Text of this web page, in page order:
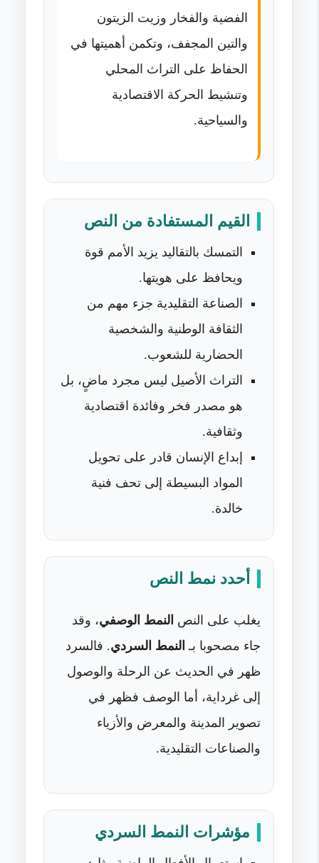
الفضية والفخار وزيت الزيتون
والتين المجفف، وتكمن أهميتها في
الحفاظ على التراث المحلي
وتنشيط الحركة الاقتصادية
والسياحية.
القيم المستفادة من النص
التمسك بالتقاليد يزيد الأمم قوة
ويحافظ على هويتها.
الصناعة التقليدية جزء مهم من
الثقافة الوطنية والشخصية
الحضارية للشعوب.
التراث الأصيل ليس مجرد ماضٍ، بل
هو مصدر فخر وفائدة اقتصادية
وثقافية.
إبداع الإنسان قادر على تحويل
المواد البسيطة إلى تحف فنية
خالدة.
أحدد نمط النص
يغلب على النص النمط الوصفي، وقد
جاء مصحوبا بـ النمط السردي. فالسرد
ظهر في الحديث عن الرحلة والوصول
إلى غرداية، أما الوصف فظهر في
تصوير المدينة والمعرض والأزياء
والصناعات التقليدية.
مؤشرات النمط السردي